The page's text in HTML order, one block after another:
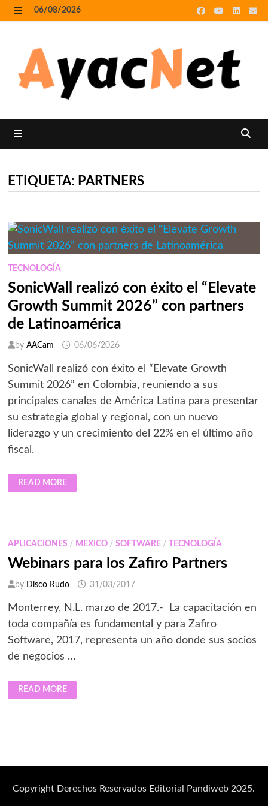
Skip
to
06/08/2026
ETIQUETA: PARTNERS
TECNOLOGÍA
SonicWall realizó con éxito el “Elevate
Growth Summit 2026” con partners
de Latinoamérica
by AACam 06/06/2026
SonicWall realizó con éxito el “Elevate Growth
Summit 2026” en Colombia, reuniendo a sus
principales canales de América Latina para presentar
su estrategia global y regional, con un nuevo
liderazgo y un crecimiento del 22% en el último año
fiscal.
SONICWALL
REALIZÓ
CON
2026”
PARTNERS
DE
LATINOAMÉRICA
READ MORE
APLICACIONES / MEXICO/ SOFTWARE/ TECNOLOGÍA
Webinars para los Zafiro Partners
by Disco Rudo 31/03/2017
Monterrey, N.L. marzo de 2017.- La capacitación en
toda compañía es fundamental y para Zafiro
Software, 2017, representa un año donde sus socios
de negocios …
WEBINARS
PARA
LOS
READ MORE
Copyright Derechos Reservados Editorial Pandiweb 2025.